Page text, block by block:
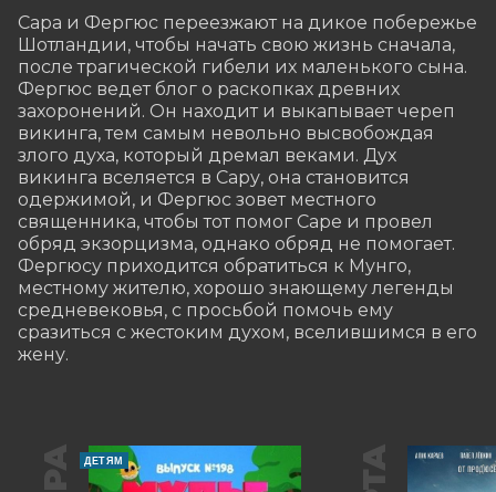
Сара и Фергюс переезжают на дикое побережье
Шотландии, чтобы начать свою жизнь сначала,
после трагической гибели их маленького сына.
Фергюс ведет блог о раскопках древних
захоронений. Он находит и выкапывает череп
викинга, тем самым невольно высвобождая
злого духа, который дремал веками. Дух
викинга вселяется в Сару, она становится
одержимой, и Фергюс зовет местного
священника, чтобы тот помог Саре и провел
обряд экзорцизма, однако обряд не помогает.
Фергюсу приходится обратиться к Мунго,
местному жителю, хорошо знающему легенды
средневековья, с просьбой помочь ему
сразиться с жестоким духом, вселившимся в его
жену.
ДЕТЯМ